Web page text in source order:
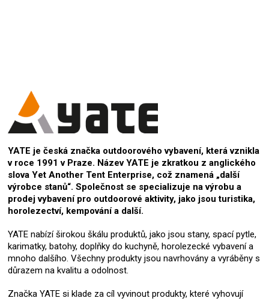
YATE je česká značka outdoorového vybavení, která vznikla
v roce 1991 v Praze. Název YATE je zkratkou z anglického
slova Yet Another Tent Enterprise, což znamená „další
výrobce stanů“. Společnost se specializuje na výrobu a
prodej vybavení pro outdoorové aktivity, jako jsou turistika,
horolezectví, kempování a další.
YATE nabízí širokou škálu produktů, jako jsou stany, spací pytle,
karimatky, batohy, doplňky do kuchyně, horolezecké vybavení a
mnoho dalšího. Všechny produkty jsou navrhovány a vyráběny s
důrazem na kvalitu a odolnost.
Značka YATE si klade za cíl vyvinout produkty, které vyhovují